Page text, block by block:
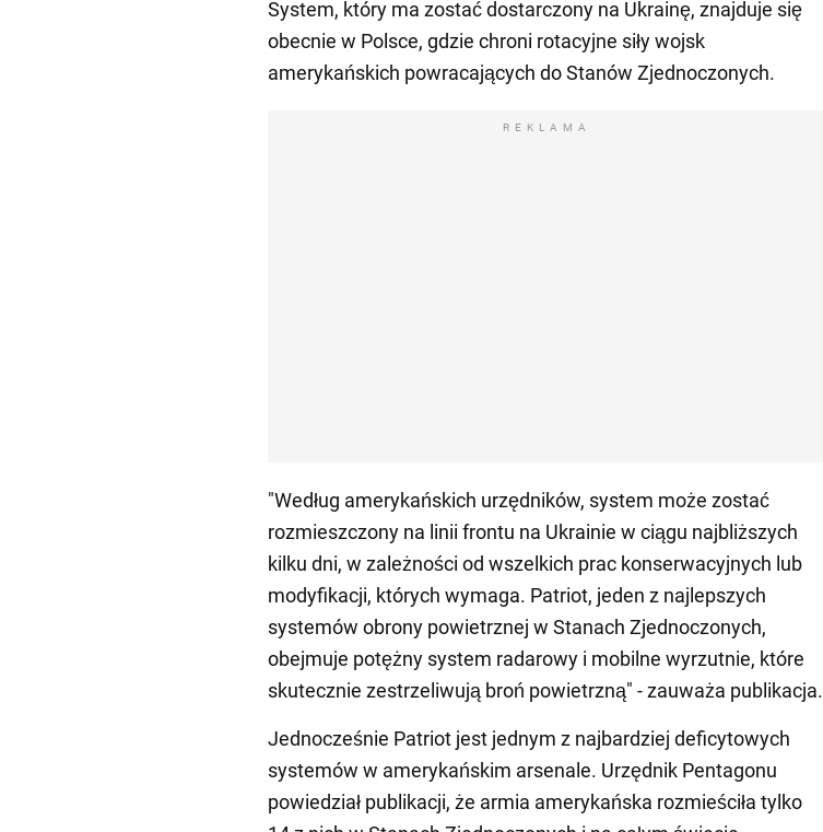
System, który ma zostać dostarczony na Ukrainę, znajduje się
obecnie w Polsce, gdzie chroni rotacyjne siły wojsk
amerykańskich powracających do Stanów Zjednoczonych.
REKLAMA
"Według amerykańskich urzędników, system może zostać
rozmieszczony na linii frontu na Ukrainie w ciągu najbliższych
kilku dni, w zależności od wszelkich prac konserwacyjnych lub
modyfikacji, których wymaga. Patriot, jeden z najlepszych
systemów obrony powietrznej w Stanach Zjednoczonych,
obejmuje potężny system radarowy i mobilne wyrzutnie, które
skutecznie zestrzeliwują broń powietrzną" - zauważa publikacja.
Jednocześnie Patriot jest jednym z najbardziej deficytowych
systemów w amerykańskim arsenale. Urzędnik Pentagonu
powiedział publikacji, że armia amerykańska rozmieściła tylko